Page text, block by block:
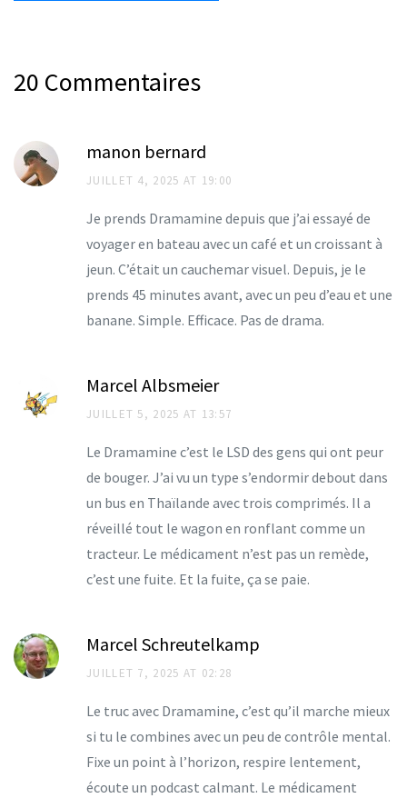
20 Commentaires
manon bernard
JUILLET 4, 2025 AT 19:00
Je prends Dramamine depuis que j’ai essayé de
voyager en bateau avec un café et un croissant à
jeun. C’était un cauchemar visuel. Depuis, je le
prends 45 minutes avant, avec un peu d’eau et une
banane. Simple. Efficace. Pas de drama.
Marcel Albsmeier
JUILLET 5, 2025 AT 13:57
Le Dramamine c’est le LSD des gens qui ont peur
de bouger. J’ai vu un type s’endormir debout dans
un bus en Thaïlande avec trois comprimés. Il a
réveillé tout le wagon en ronflant comme un
tracteur. Le médicament n’est pas un remède,
c’est une fuite. Et la fuite, ça se paie.
Marcel Schreutelkamp
JUILLET 7, 2025 AT 02:28
Le truc avec Dramamine, c’est qu’il marche mieux
si tu le combines avec un peu de contrôle mental.
Fixe un point à l’horizon, respire lentement,
écoute un podcast calmant. Le médicament